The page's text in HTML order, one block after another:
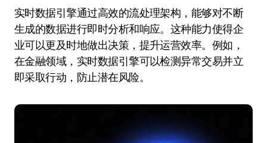
实时数据引擎通过高效的流处理架构，能够对不断
生成的数据进行即时分析和响应。这种能力使得企
业可以更及时地做出决策，提升运营效率。例如，
在金融领域，实时数据引擎可以检测异常交易并立
即采取行动，防止潜在风险。